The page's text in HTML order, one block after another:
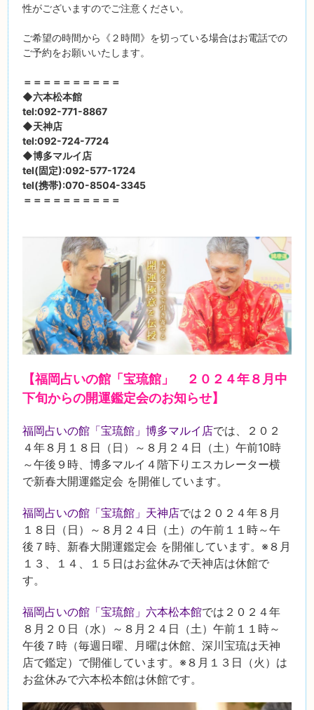
性がございますのでご注意ください。
ご希望の時間から《２時間》を切っている場合はお電話での
ご予約をお願いいたします。
＝＝＝＝＝＝＝＝＝＝
◆六本松本館
tel:092-771-8867
◆天神店
tel:092-724-7724
◆博多マルイ店
tel(固定):092-577-1724
tel(携帯):070-8504-3345
＝＝＝＝＝＝＝＝＝＝
【福岡占いの館「宝琉館」 ２０２４年８月中
下旬からの開運鑑定会のお知らせ】
福岡占いの館「宝琉館」博多マルイ店では、２０２
４年８月１８日（日）～８月２４日（土）午前10時
～午後９時、博多マルイ４階下りエスカレーター横
で新春大開運鑑定会 を開催しています。
福岡占いの館「宝琉館」天神店では２０２４年８月
１８日（日）～８月２４日（土）の午前１１時～午
後７時、新春大開運鑑定会 を開催しています。※８月
１３、１４、１５日はお盆休みで天神店は休館で
す。
福岡占いの館「宝琉館」六本松本館では２０２４年
８月２０日（水）～８月２４日（土）午前１１時～
午後７時（毎週日曜、月曜は休館、深川宝琉は天神
店で鑑定）で開催しています。※８月１３日（火）は
お盆休みで六本松本館は休館です。